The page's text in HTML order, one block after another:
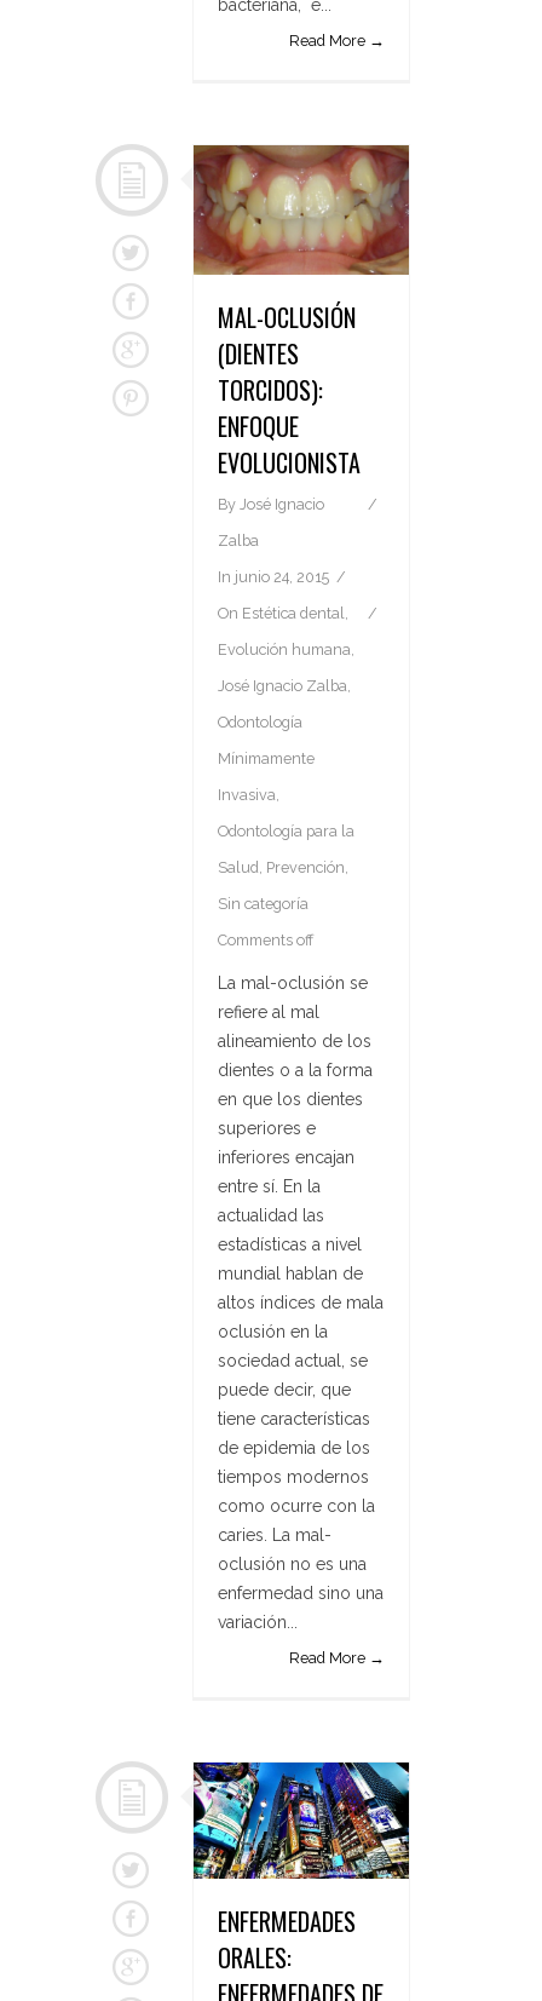
bacteriana, e...
Read More →
MAL-OCLUSIÓN
(DIENTES
TORCIDOS):
ENFOQUE
EVOLUCIONISTA
By José Ignacio
Zalba
In junio 24, 2015
On Estética dental
Evolución humana
José Ignacio Zalba
Odontología
Mínimamente
Invasiva
Odontología para la
Salud Prevención
Sin categoría
Comments off
La mal-oclusión se
refiere al mal
alineamiento de los
dientes o a la forma
en que los dientes
superiores e
inferiores encajan
entre sí. En la
actualidad las
estadísticas a nivel
mundial hablan de
altos índices de mala
oclusión en la
sociedad actual, se
puede decir, que
tiene características
de epidemia de los
tiempos modernos
como ocurre con la
caries. La mal-
oclusión no es una
enfermedad sino una
variación...
Read More →
ENFERMEDADES
ORALES: